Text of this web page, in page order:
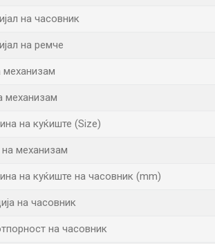
на часовник
на ремче
механизам
механизам
на куќиште (Size)
механизам
на куќиште на часовник (mm)
на часовник
на часовник